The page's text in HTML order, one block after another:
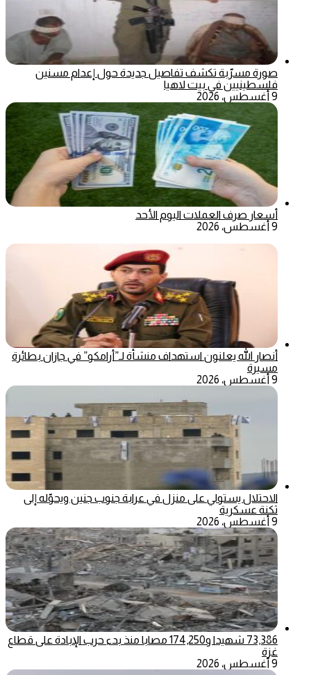
صورة مسرّبة تكشف تفاصيل جديدة حول إعدام مسنين
فلسطينيين في بيت لاهيا
9 أغسطس، 2026
أسعار صرف العملات اليوم الأحد
9 أغسطس، 2026
أنصار الله يعلنون استهداف منشأة لـ”أرامكو” في جازان بطائرة
مسيرة
9 أغسطس، 2026
الاحتلال يستولي على منزل في عرابة جنوب جنين ويحوّله إلى
ثكنة عسكرية
9 أغسطس، 2026
73,386 شهيدا و174,250 مصابا منذ بدء حرب الإبادة على قطاع
غزة
9 أغسطس، 2026